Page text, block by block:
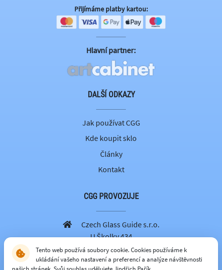
Přijímáme platby kartou:
Hlavní partner:
DALŠÍ ODKAZY
Jak používat CGG
Kde koupit sklo
Články
Kontakt
CGG PROVOZUJE
Czech Glass Guide s.r.o.
U Školky 434
251 69 Velké Popovice
605 262 179
Tento web používá soubory cookie. Cookies používáme k
ukládání vašeho nastavení a preferencí a analýze návštěvnosti